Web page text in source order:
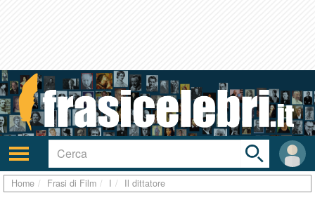
Attiva/disattiva
navigazione
User
area
Toggle
search
bar
Home Frasi di Film I Il dittatore